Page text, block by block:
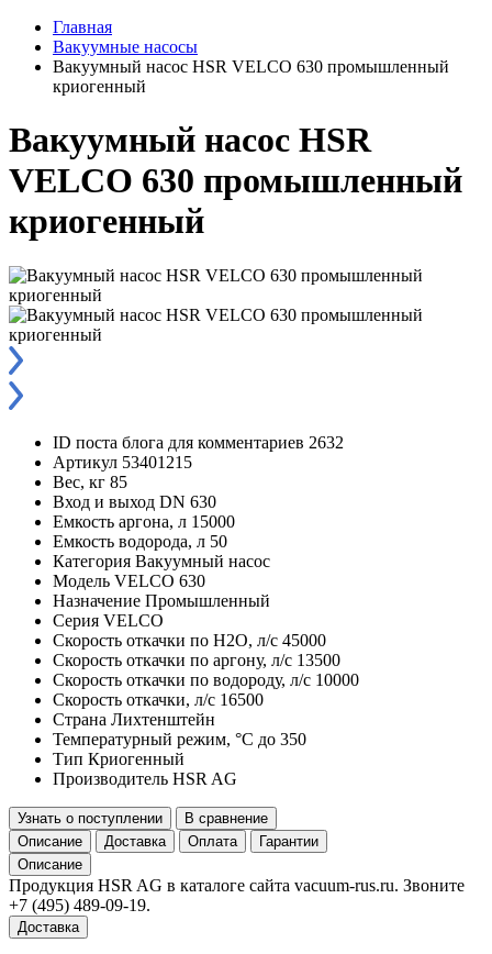
Главная
Вакуумные насосы
Вакуумный насос HSR VELCO 630 промышленный
криогенный
Вакуумный насос HSR
VELCO 630 промышленный
криогенный
ID поста блога для комментариев 2632
Артикул 53401215
Вес, кг 85
Вход и выход DN 630
Емкость аргона, л 15000
Емкость водорода, л 50
Категория Вакуумный насос
Модель VELCO 630
Назначение Промышленный
Серия VELCO
Скорость откачки по H2O, л/с 45000
Скорость откачки по аргону, л/с 13500
Скорость откачки по водороду, л/с 10000
Скорость откачки, л/с 16500
Страна Лихтенштейн
Температурный режим, °С до 350
Тип Криогенный
Производитель HSR AG
Узнать о поступлении
В сравнение
Описание
Доставка Оплата
Гарантии
Описание
Продукция HSR AG в каталоге сайта vacuum-rus.ru. Звоните
+7 (495) 489-09-19.
Доставка